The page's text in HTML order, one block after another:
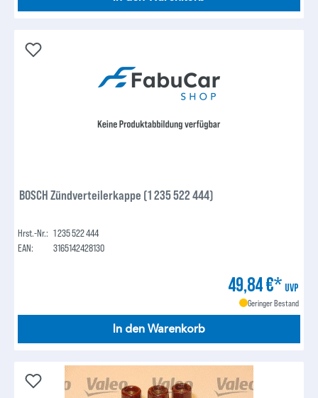
BOSCH Zündverteilerkappe (1 235 522 444)
Hrst.-Nr.: 1 235 522 444
EAN:
3165142428130
49,84 €* UVP
Geringer Bestand
In den Warenkorb